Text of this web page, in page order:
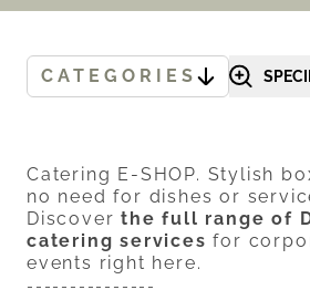
CATEGORIES
Catering E-SHOP. Stylish
no need for dishes or
Discoverthe full range of
catering services for
events right here.
---------------